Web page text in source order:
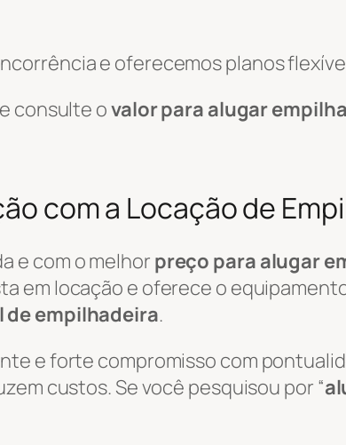
e oferecemos planos
consulte ovalor para alugar
com a Locação de
e com o melhor preço para alugar
em locação e oferece o
de empilhadeira.
e forte compromisso com
custos. Se você pesquisou por “